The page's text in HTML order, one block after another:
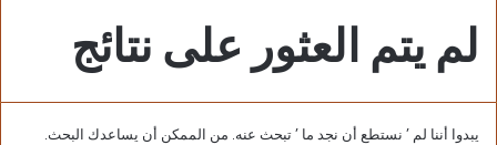
لم يتم العثور على نتائج
يبدوا أننا لم ’ نستطع أن نجد ما ’ تبحث عنه. من الممكن أن يساعدك البحث.